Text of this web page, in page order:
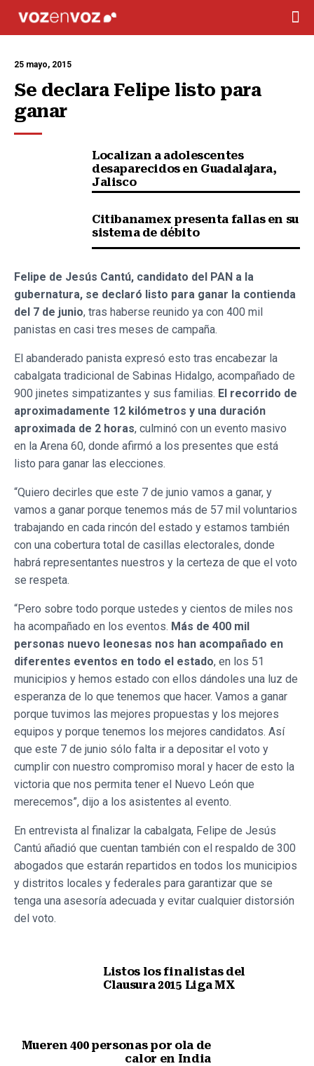
25 mayo, 2015
Se declara Felipe listo para
ganar
Localizan a adolescentes
desaparecidos en Guadalajara,
Jalisco
Citibanamex presenta fallas en su
sistema de débito
Felipe de Jesús Cantú, candidato del PAN a la
gubernatura, se declaró listo para ganar la contienda
del 7 de junio, tras haberse reunido ya con 400 mil
panistas en casi tres meses de campaña.
El abanderado panista expresó esto tras encabezar la
cabalgata tradicional de Sabinas Hidalgo, acompañado de
900 jinetes simpatizantes y sus familias. El recorrido de
aproximadamente 12 kilómetros y una duración
aproximada de 2 horas, culminó con un evento masivo
en la Arena 60, donde afirmó a los presentes que está
listo para ganar las elecciones.
“Quiero decirles que este 7 de junio vamos a ganar, y
vamos a ganar porque tenemos más de 57 mil voluntarios
trabajando en cada rincón del estado y estamos también
con una cobertura total de casillas electorales, donde
habrá representantes nuestros y la certeza de que el voto
se respeta.
“Pero sobre todo porque ustedes y cientos de miles nos
ha acompañado en los eventos. Más de 400 mil
personas nuevo leonesas nos han acompañado en
diferentes eventos en todo el estado, en los 51
municipios y hemos estado con ellos dándoles una luz de
esperanza de lo que tenemos que hacer. Vamos a ganar
porque tuvimos las mejores propuestas y los mejores
equipos y porque tenemos los mejores candidatos. Así
que este 7 de junio sólo falta ir a depositar el voto y
cumplir con nuestro compromiso moral y hacer de esto la
victoria que nos permita tener el Nuevo León que
merecemos”, dijo a los asistentes al evento.
En entrevista al finalizar la cabalgata, Felipe de Jesús
Cantú añadió que cuentan también con el respaldo de 300
abogados que estarán repartidos en todos los municipios
y distritos locales y federales para garantizar que se
tenga una asesoría adecuada y evitar cualquier distorsión
del voto.
Listos los finalistas del
Clausura 2015 Liga MX
Mueren 400 personas por ola de
calor en India